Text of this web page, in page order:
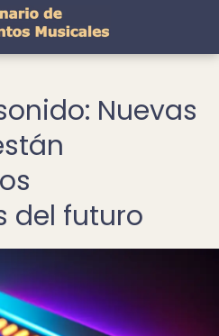
Nuevas
del futuro